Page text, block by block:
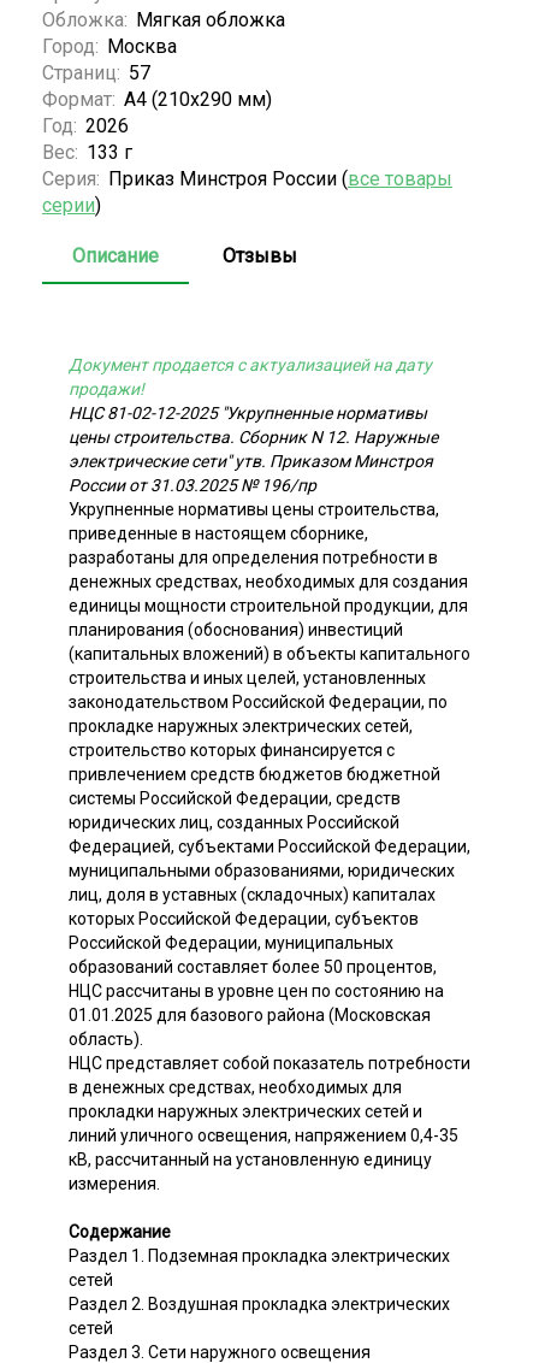
Обложка: Мягкая обложка
Город: Москва
Страниц: 57
Формат: А4 (210x290 мм)
Год: 2026
Вес: 133 г
Серия: Приказ Минстроя России (все товары
серии)
Описание Отзывы
Документ продается с актуализацией на дату
продажи!
НЦС 81-02-12-2025 "Укрупненные нормативы
цены строительства. Сборник N 12. Наружные
электрические сети" утв. Приказом Минстроя
России от 31.03.2025 № 196/пр
Укрупненные нормативы цены строительства,
приведенные в настоящем сборнике,
разработаны для определения потребности в
денежных средствах, необходимых для создания
единицы мощности строительной продукции, для
планирования (обоснования) инвестиций
(капитальных вложений) в объекты капитального
строительства и иных целей, установленных
законодательством Российской Федерации, по
прокладке наружных электрических сетей,
строительство которых финансируется с
привлечением средств бюджетов бюджетной
системы Российской Федерации, средств
юридических лиц, созданных Российской
Федерацией, субъектами Российской Федерации,
муниципальными образованиями, юридических
лиц, доля в уставных (складочных) капиталах
которых Российской Федерации, субъектов
Российской Федерации, муниципальных
образований составляет более 50 процентов,
НЦС рассчитаны в уровне цен по состоянию на
01.01.2025 для базового района (Московская
область).
НЦС представляет собой показатель потребности
в денежных средствах, необходимых для
прокладки наружных электрических сетей и
линий уличного освещения, напряжением 0,4-35
кВ, рассчитанный на установленную единицу
измерения.
Содержание
Раздел 1. Подземная прокладка электрических
сетей
Раздел 2. Воздушная прокладка электрических
сетей
Раздел 3. Сети наружного освещения